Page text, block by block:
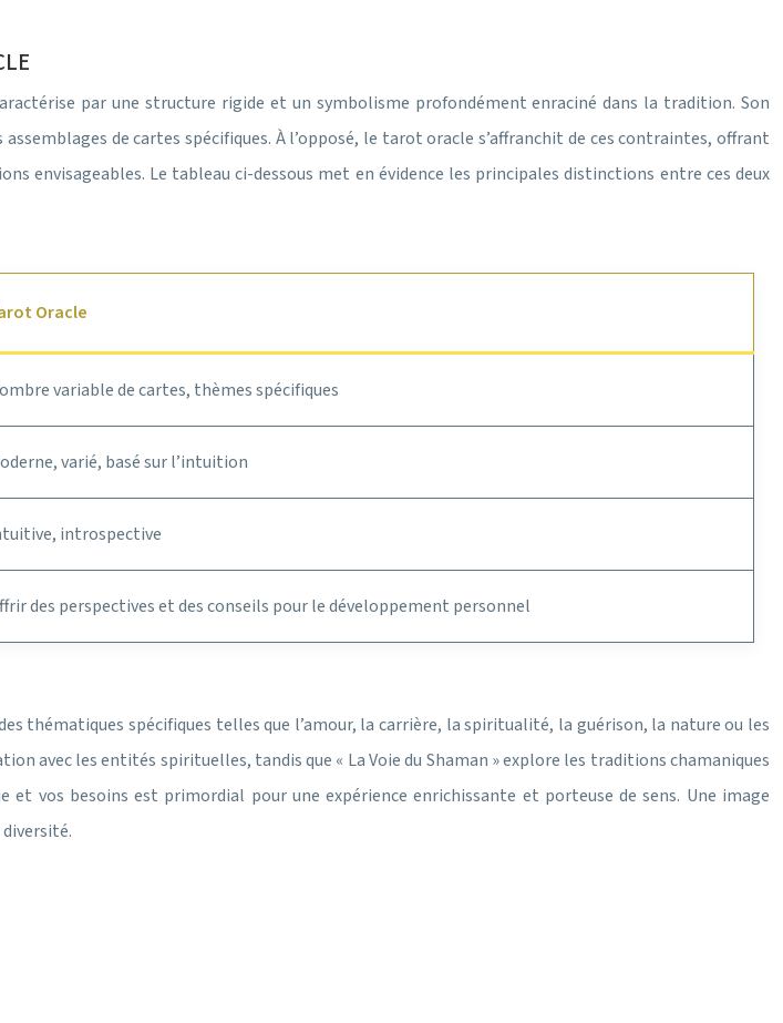
par une structure rigide et un symbolisme profondément enraciné dans la tradition. Son
de cartes spécifiques. À l’opposé, le tarot oracle s’affranchit de ces contraintes, offrant
envisageables. Le tableau ci-dessous met en évidence les principales distinctions entre ces deux
Oracle
variable de cartes, thèmes spécifiques
varié, basé sur l’intuition
introspective
des perspectives et des conseils pour le développement personnel
thématiques spécifiques telles que l’amour, la carrière, la spiritualité, la guérison, la nature ou les
avec les entités spirituelles, tandis que « La Voie du Shaman » explore les traditions chamaniques
vos besoins est primordial pour une expérience enrichissante et porteuse de sens. Une image